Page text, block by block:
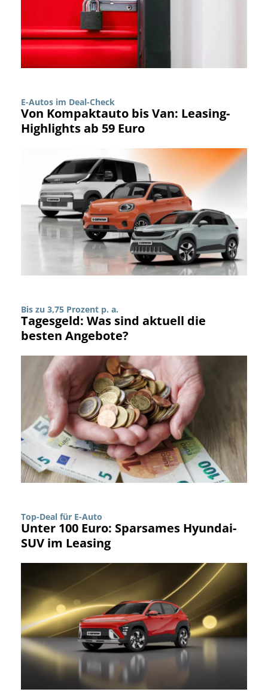
E-Autos im Deal-Check
Von Kompaktauto bis Van: Leasing-
Highlights ab 59 Euro
Bis zu 3,75 Prozent p. a.
Tagesgeld: Was sind aktuell die
besten Angebote?
Top-Deal für E-Auto
Unter 100 Euro: Sparsames Hyundai-
SUV im Leasing